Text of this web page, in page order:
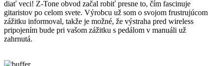
diať veci! Z-Tone obvod začal robiť presne to, čím fascinuje
gitaristov po celom svete. Výrobcu už som o svojom frustrujúcom
zážitku informoval, takže je možné, že výstraha pred wireless
pripojením bude pri vašom zážitku s pedálom v manuáli už
zahrnutá.